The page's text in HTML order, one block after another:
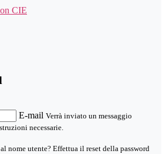
CIE
E-mail Verrà inviato un messaggio
necessarie.
nome utente? Effettua il reset della password